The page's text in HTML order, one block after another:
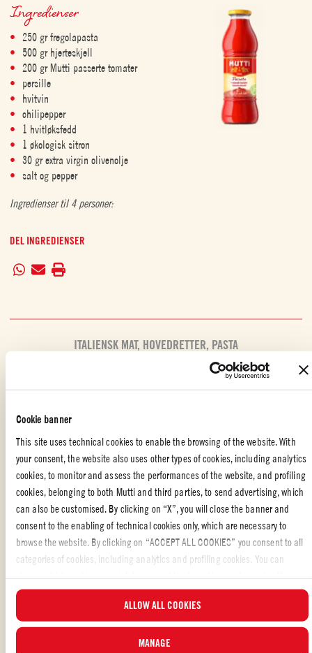
Cookie banner
This site uses technical cookies to enable the browsing of the website. With
your consent, the website also uses other types of cookies, including analytics
cookies, to monitor and assess the performances of the website, and profiling
cookies, belonging to both Mutti and third parties, to send advertising, which
can also be customised. By clicking on “X”, you will close the banner and
consent to the enabling of technical cookies only, which are necessary to
browse the website. By clicking on “ACCEPT ALL COOKIES” you consent to all
categories of cookies, including analytics and profiling cookies. You can
updated list of cookies by clicking on “MANAGE”. For more information, please
ALLOW ALL COOKIES
MANAGE
Ingredienser
250 gr fregolapasta
500 gr hjerteskjell
200 gr Mutti passerte tomater
persille
hvitvin
chilipepper
1 hvitløksfedd
1 økologisk sitron
30 gr extra virgin olivenolje
salt og pepper
Ingredienser til 4 personer:
DEL INGREDIENSER
ITALIENSK MAT, HOVEDRETTER, PASTA
OGSÅ LAGET MED: TOMATPURÉ